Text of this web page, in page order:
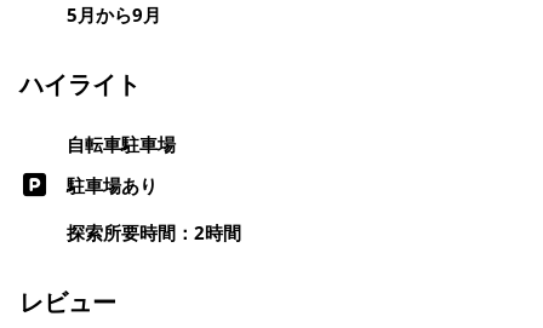
5月から9月
ハイライト
自転車駐車場
駐車場あり
探索所要時間：2時間
レビュー